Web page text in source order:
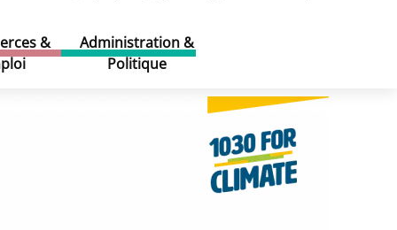
&
Administration &
Politique